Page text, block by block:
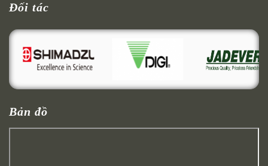
Đối tác
Bản đồ